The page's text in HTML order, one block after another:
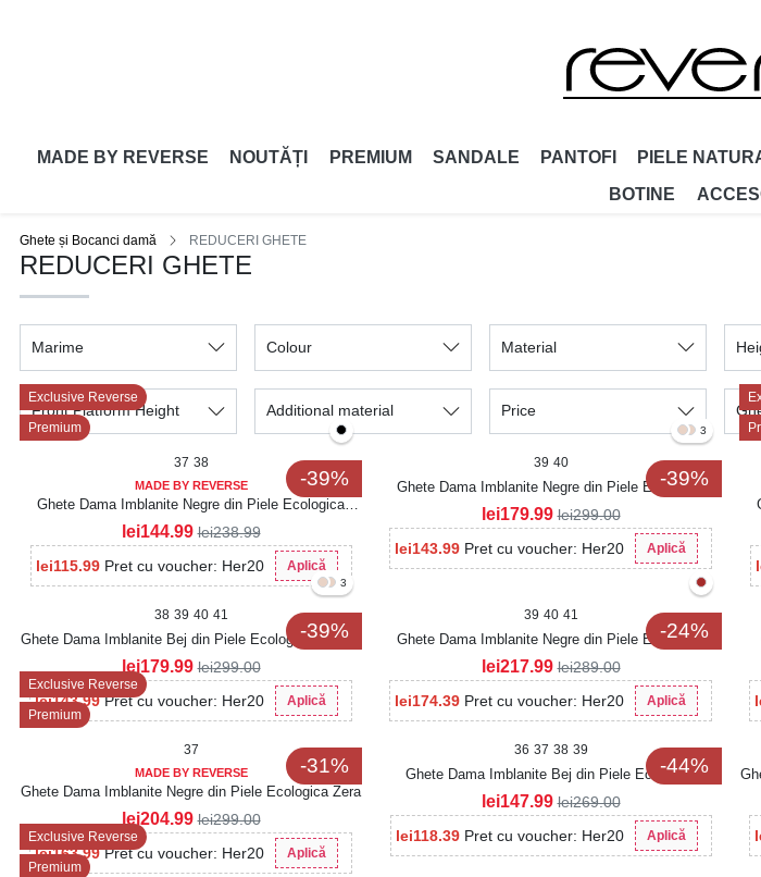
MADE BY REVERSE NOUTĂȚI PREMIUM SANDALE PANTOFI PIELE
BOTINE
Ghete și Bocanci damă REDUCERI GHETE
REDUCERI GHETE
Marime Colour Material
Front Platform Height Additional material Price
Exclusive Reverse
Premium
-39%
37 38
MADE BY REVERSE
Ghete Dama Imblanite Negre din Piele Ecologica
Intoarsa Zyon2
lei115.99 Pret cu voucher: Her20 Aplică
lei144.99 lei238.99
-39%
3
39 40
Ghete Dama Imblanite Negre din Piele Ecologica
Intoarsa Liyana3
lei143.99 Pret cu voucher: Her20 Aplică
lei179.99 lei299.00
-39%
3
38 39 40 41
Ghete Dama Imblanite Bej din Piele Ecologica Lacuita
Liyana4
lei143.99 Pret cu voucher: Her20 Aplică
lei179.99 lei299.00
-24%
39 40 41
Ghete Dama Imblanite Negre din Piele Ecologica
Maiya
lei174.39 Pret cu voucher: Her20 Aplică
lei217.99 lei289.00
Exclusive Reverse
Premium
-31%
37
MADE BY REVERSE
Ghete Dama Imblanite Negre din Piele Ecologica Zera
lei163.99 Pret cu voucher: Her20 Aplică
lei204.99 lei299.00
-44%
36 37 38 39
Ghete Dama Imblanite Bej din Piele Ecologica
Hridhya
lei118.39 Pret cu voucher: Her20 Aplică
lei147.99 lei269.00
Exclusive Reverse
Premium